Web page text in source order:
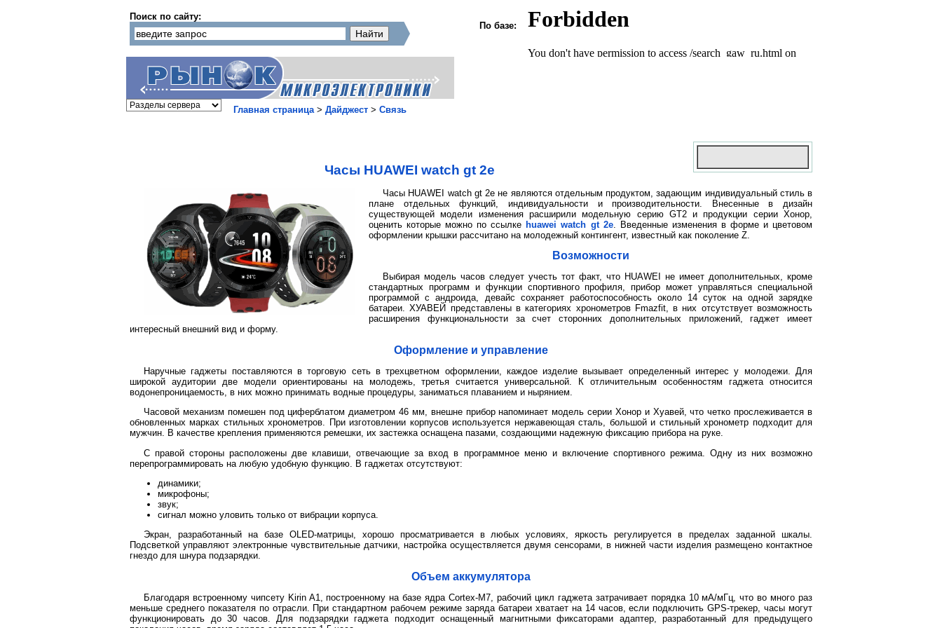
Поиск по сайту:
По базе:
Главная страница> Дайджест > Связь
Часы HUAWEI watch gt 2e
Часы HUAWEI watch gt 2e не являются отдельным продуктом, задающим индивидуальный стиль в
плане отдельных функций, индивидуальности и производительности. Внесенные в дизайн
существующей модели изменения расширили модельную серию GT2 и продукции серии Хонор,
оценить которые можно по ссылке huawei watch gt 2e. Введенные изменения в форме и цветовом
оформлении крышки рассчитано на молодежный контингент, известный как поколение Z.
Возможности
Выбирая модель часов следует учесть тот факт, что HUAWEI не имеет дополнительных, кроме
стандартных программ и функции спортивного профиля, прибор может управляться специальной
программой с андроида, девайс сохраняет работоспособность около 14 суток на одной зарядке
батареи. ХУАВЕЙ представлены в категориях хронометров Fmazfit, в них отсутствует возможность
расширения функциональности за счет сторонних дополнительных приложений, гаджет имеет
интересный внешний вид и форму.
Оформление и управление
Наручные гаджеты поставляются в торговую сеть в трехцветном оформлении, каждое изделие вызывает определенный интерес у молодежи. Для
широкой аудитории две модели ориентированы на молодежь, третья считается универсальной. К отличительным особенностям гаджета относится
водонепроницаемость, в них можно принимать водные процедуры, заниматься плаванием и нырянием.
Часовой механизм помешен под циферблатом диаметром 46 мм, внешне прибор напоминает модель серии Хонор и Хуавей, что четко прослеживается в
обновленных марках стильных хронометров. При изготовлении корпусов используется нержавеющая сталь, большой и стильный хронометр подходит для
мужчин. В качестве крепления применяются ремешки, их застежка оснащена пазами, создающими надежную фиксацию прибора на руке.
С правой стороны расположены две клавиши, отвечающие за вход в программное меню и включение спортивного режима. Одну из них возможно
перепрограммировать на любую удобную функцию. В гаджетах отсутствуют:
динамики;
микрофоны;
звук;
сигнал можно уловить только от вибрации корпуса.
Экран, разработанный на базе OLED-матрицы, хорошо просматривается в любых условиях, яркость регулируется в пределах заданной шкалы.
Подсветкой управляют электронные чувствительные датчики, настройка осуществляется двумя сенсорами, в нижней части изделия размещено контактное
гнездо для шнура подзарядки.
Объем аккумулятора
Благодаря встроенному чипсету Kirin A1, построенному на базе ядра Cortex-M7, рабочий цикл гаджета затрачивает порядка 10 мА/мГц, что во много раз
меньше среднего показателя по отрасли. При стандартном рабочем режиме заряда батареи хватает на 14 часов, если подключить GPS-трекер, часы могут
функционировать до 30 часов. Для подзарядки гаджета подходит оснащенный магнитными фиксаторами адаптер, разработанный для предыдущего